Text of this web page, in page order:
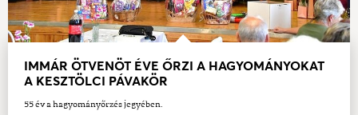
IMMÁR ÖTVENÖT ÉVE ŐRZI A HAGYOMÁNYOKAT
A KESZTÖLCI PÁVAKÖR
55 év a hagyományőrzés jegyében.